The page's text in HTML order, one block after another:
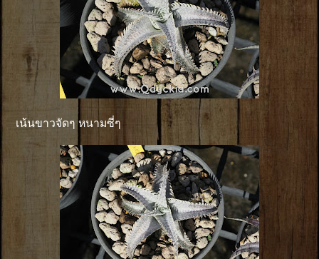
เน้นขาวจัดๆ หนามซี่ๆ